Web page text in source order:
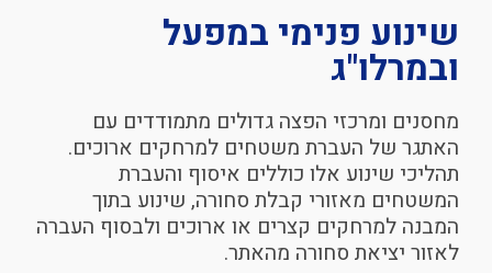
שינוע פנימי במפעל
ובמרלו"ג
מחסנים ומרכזי הפצה גדולים מתמודדים עם
האתגר של העברת משטחים למרחקים ארוכים.
תהליכי שינוע אלו כוללים איסוף והעברת
המשטחים מאזורי קבלת סחורה, שינוע בתוך
המבנה למרחקים קצרים או ארוכים ולבסוף העברה
לאזור יציאת סחורה מהאתר.